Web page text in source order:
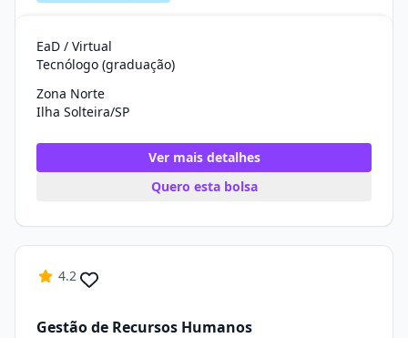
EaD / Virtual
Tecnólogo (graduação)
Zona Norte
Ilha Solteira/SP
Ver mais detalhes
Quero esta bolsa
4.2
Gestão de Recursos Humanos